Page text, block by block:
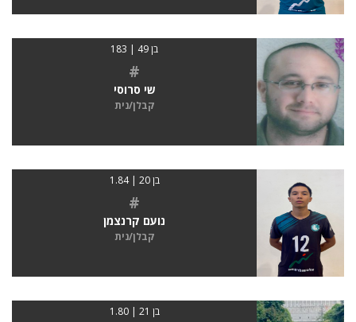
בן 49 | 183
#
שי סרוסי
קבלן/נית
בן 20 | 1.84
#
נועם קרנצמן
קבלן/נית
בן 21 | 1.80